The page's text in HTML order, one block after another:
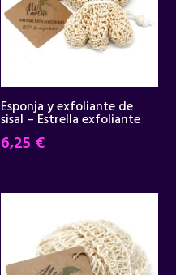
Esponja y exfoliante de
sisal – Estrella exfoliante
6,25 €